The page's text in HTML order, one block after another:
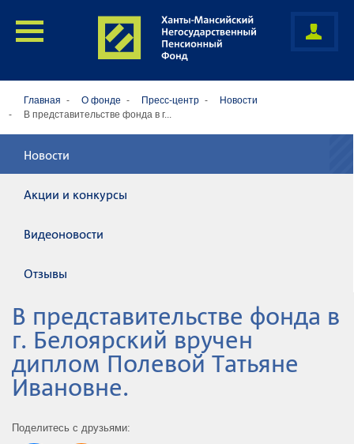
Главная О фонде Пресс-центр
Новости
В представительстве фонда в г...
Новости
Акции и конкурсы
Видеоновости
Отзывы
В представительстве фонда в
г. Белоярский вручен
диплом Полевой Татьяне
Ивановне.
Поделитесь с друзьями: